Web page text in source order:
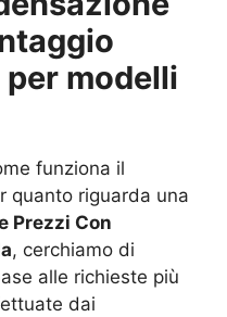
modelli
funziona il
quanto riguarda una
Prezzi Con
, cerchiamo di
alle richieste più
dai